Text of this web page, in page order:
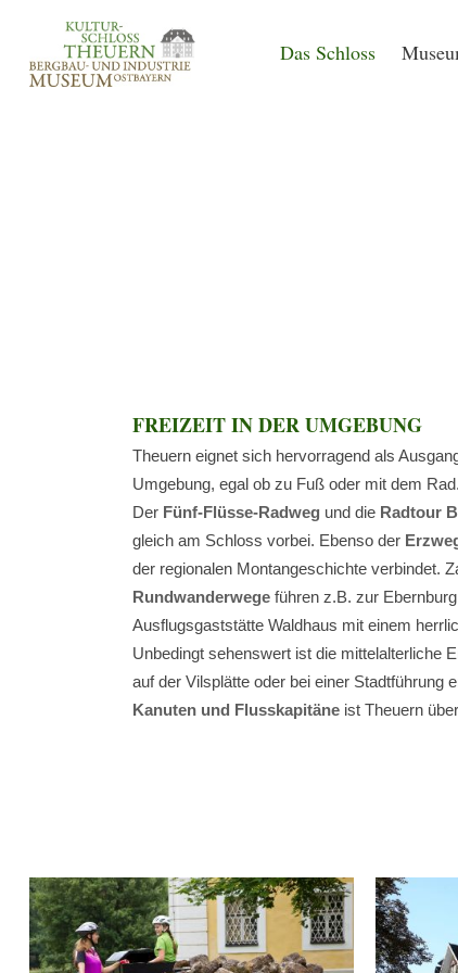
Das Schloss
FREIZEIT IN DER UMGEBUNG
Theuern eignet sich hervorragend als
Umgebung, egal ob zu Fuß oder mit dem Rad.
Der Fünf-Flüsse-Radweg und die Radtour
gleich am Schloss vorbei. Ebenso der
der regionalen Montangeschichte verbindet.
Rundwanderwege führen z.B. zur
Ausflugsgaststätte Waldhaus mit einem
Unbedingt sehenswert ist die mittelalterliche
auf der Vilsplätte oder bei einer Stadtführung
Kanuten und Flusskapitäne ist Theuern